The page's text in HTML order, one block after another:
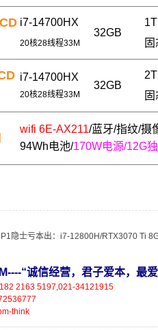
i7-14700HX
20核28线程33M
32GB
i7-14700HX
20核28线程33M
32GB
2
wifi 6E-AX211/蓝牙/指纹/摄
94Wh电池/170W电源/12G
隐士亏本出：i7-12800H/RTX3070 Ti
“诚信经营，君子爱本，最
182 2163 5197,021-34121915
think